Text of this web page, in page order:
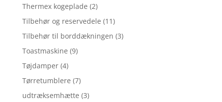
Thermex kogeplade (2)
Tilbehør og reservedele (11)
Tilbehør til borddækningen (3)
Toastmaskine (9)
Tøjdamper (4)
Tørretumblere (7)
udtræksemhætte (3)